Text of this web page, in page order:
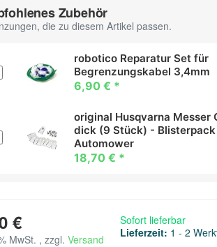
Zubehör
die zu diesem Artikel passen.
robotico Reparatur Set für
Begrenzungskabel 3,4mm
6,90 € *
original Husqvarna Messer
dick (9 Stück) -
Automower
18,70 € *
€
MwSt. , zzgl. Versand
Sofort lieferbar
Lieferzeit: 1 - 2